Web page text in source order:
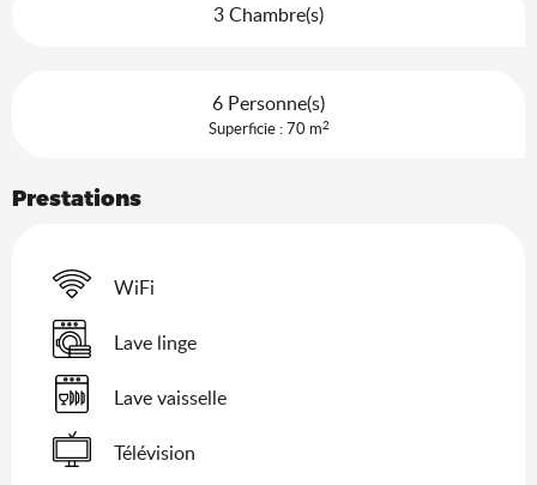
3 Chambre(s)
6 Personne(s)
Superficie : 70 m2
Prestations
WiFi
Lave linge
Lave vaisselle
Télévision